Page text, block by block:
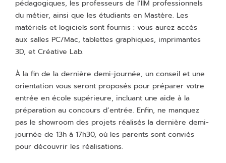
pédagogiques, les professeurs de l’IIM professionnels
du métier, ainsi que les étudiants en Mastère. Les
matériels et logiciels sont fournis : vous aurez accès
aux salles PC/Mac, tablettes graphiques, imprimantes
3D, et Créative Lab.
À la fin de la dernière demi-journée, un conseil et une
orientation vous seront proposés pour préparer votre
entrée en école supérieure, incluant une aide à la
préparation au concours d’entrée. Enfin, ne manquez
pas le showroom des projets réalisés la dernière demi-
journée de 13h à 17h30, où les parents sont conviés
pour découvrir les réalisations.